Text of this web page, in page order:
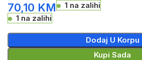
70,10 KM
1 na zalihi
1 na zalihi
Dodaj U Korpu
Kupi Sada